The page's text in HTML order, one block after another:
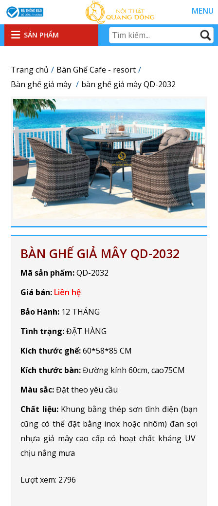
MENU
SẢN PHẨM
Trang chủ
Bàn Ghế Cafe - resort
Bàn ghế giả mây
bàn ghế giả mây QD-2032
BÀN GHẾ GIẢ MÂY QD-2032
Mã sản phẩm:QD-2032
Giá bán: Liên hệ
Bảo Hành: 12 THÁNG
Tình trạng:ĐẶT HÀNG
Kích thước ghế:60*58*85 CM
Kích thước bàn:Đường kính 60cm, cao75CM
Màu sắc:Đặt theo yêu cầu
Chất liệu:Khung bằng thép sơn tĩnh điện (bạn
cũng có thể đặt bằng inox hoặc nhôm) đan sợi
nhựa giả mây cao cấp có hoạt chất kháng UV
chịu nắng mưa
Lượt xem: 2796